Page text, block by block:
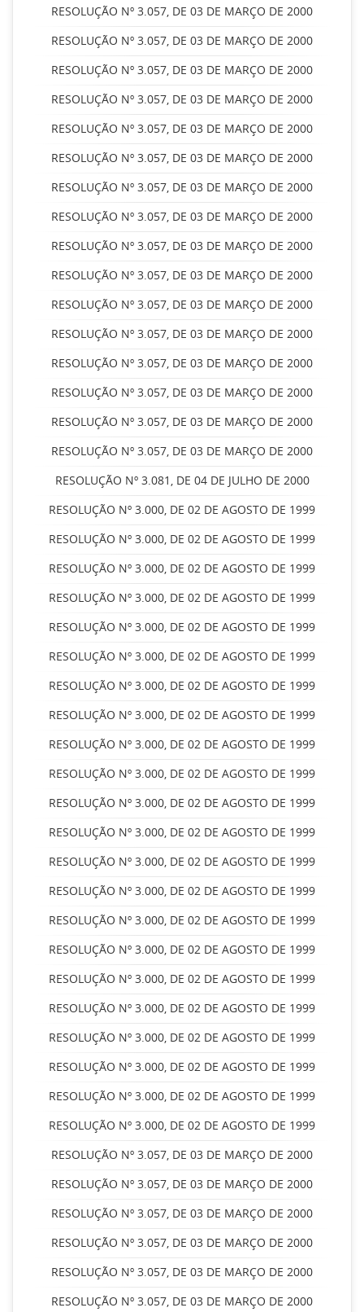
RESOLUÇÃO Nº 3.057, DE 03 DE MARÇO DE 2000
RESOLUÇÃO Nº 3.057, DE 03 DE MARÇO DE 2000
RESOLUÇÃO Nº 3.057, DE 03 DE MARÇO DE 2000
RESOLUÇÃO Nº 3.057, DE 03 DE MARÇO DE 2000
RESOLUÇÃO Nº 3.057, DE 03 DE MARÇO DE 2000
RESOLUÇÃO Nº 3.057, DE 03 DE MARÇO DE 2000
RESOLUÇÃO Nº 3.057, DE 03 DE MARÇO DE 2000
RESOLUÇÃO Nº 3.057, DE 03 DE MARÇO DE 2000
RESOLUÇÃO Nº 3.057, DE 03 DE MARÇO DE 2000
RESOLUÇÃO Nº 3.057, DE 03 DE MARÇO DE 2000
RESOLUÇÃO Nº 3.057, DE 03 DE MARÇO DE 2000
RESOLUÇÃO Nº 3.057, DE 03 DE MARÇO DE 2000
RESOLUÇÃO Nº 3.057, DE 03 DE MARÇO DE 2000
RESOLUÇÃO Nº 3.057, DE 03 DE MARÇO DE 2000
RESOLUÇÃO Nº 3.057, DE 03 DE MARÇO DE 2000
RESOLUÇÃO Nº 3.057, DE 03 DE MARÇO DE 2000
RESOLUÇÃO Nº 3.081, DE 04 DE JULHO DE 2000
RESOLUÇÃO Nº 3.000, DE 02 DE AGOSTO DE 1999
RESOLUÇÃO Nº 3.000, DE 02 DE AGOSTO DE 1999
RESOLUÇÃO Nº 3.000, DE 02 DE AGOSTO DE 1999
RESOLUÇÃO Nº 3.000, DE 02 DE AGOSTO DE 1999
RESOLUÇÃO Nº 3.000, DE 02 DE AGOSTO DE 1999
RESOLUÇÃO Nº 3.000, DE 02 DE AGOSTO DE 1999
RESOLUÇÃO Nº 3.000, DE 02 DE AGOSTO DE 1999
RESOLUÇÃO Nº 3.000, DE 02 DE AGOSTO DE 1999
RESOLUÇÃO Nº 3.000, DE 02 DE AGOSTO DE 1999
RESOLUÇÃO Nº 3.000, DE 02 DE AGOSTO DE 1999
RESOLUÇÃO Nº 3.000, DE 02 DE AGOSTO DE 1999
RESOLUÇÃO Nº 3.000, DE 02 DE AGOSTO DE 1999
RESOLUÇÃO Nº 3.000, DE 02 DE AGOSTO DE 1999
RESOLUÇÃO Nº 3.000, DE 02 DE AGOSTO DE 1999
RESOLUÇÃO Nº 3.000, DE 02 DE AGOSTO DE 1999
RESOLUÇÃO Nº 3.000, DE 02 DE AGOSTO DE 1999
RESOLUÇÃO Nº 3.000, DE 02 DE AGOSTO DE 1999
RESOLUÇÃO Nº 3.000, DE 02 DE AGOSTO DE 1999
RESOLUÇÃO Nº 3.000, DE 02 DE AGOSTO DE 1999
RESOLUÇÃO Nº 3.000, DE 02 DE AGOSTO DE 1999
RESOLUÇÃO Nº 3.000, DE 02 DE AGOSTO DE 1999
RESOLUÇÃO Nº 3.000, DE 02 DE AGOSTO DE 1999
RESOLUÇÃO Nº 3.057, DE 03 DE MARÇO DE 2000
RESOLUÇÃO Nº 3.057, DE 03 DE MARÇO DE 2000
RESOLUÇÃO Nº 3.057, DE 03 DE MARÇO DE 2000
RESOLUÇÃO Nº 3.057, DE 03 DE MARÇO DE 2000
RESOLUÇÃO Nº 3.057, DE 03 DE MARÇO DE 2000
RESOLUÇÃO Nº 3.057, DE 03 DE MARÇO DE 2000